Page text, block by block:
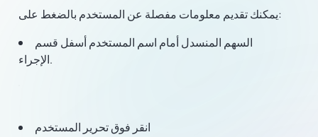
يمكنك تقديم معلومات مفصلة عن المستخدم بالضغط على:
السهم المنسدل أمام اسم المستخدم أسفل قسم
الإجراء.
انقر فوق تحرير المستخدم